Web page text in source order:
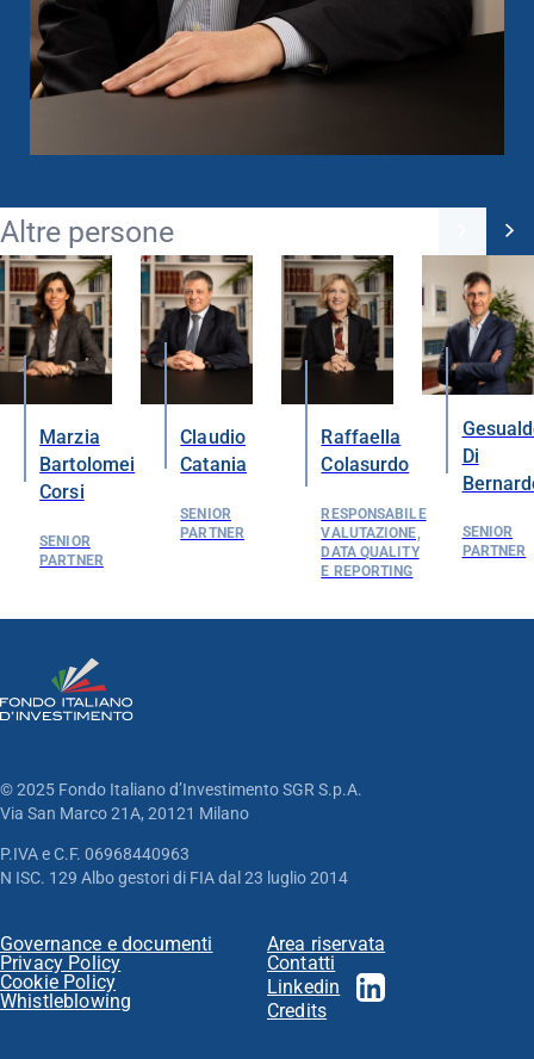
Altre persone
Marzia
Bartolomei
Corsi
SENIOR
PARTNER
Claudio
Catania
SENIOR
PARTNER
Raffaella
Colasurdo
RESPONSABILE
VALUTAZIONE,
DATA QUALITY
E REPORTING
Di
SENIOR
PARTNER
© 2025 Fondo Italiano d’Investimento SGR S.p.A.
Via San Marco 21A, 20121 Milano
P.IVA e C.F. 06968440963
N ISC. 129 Albo gestori di FIA dal 23 luglio 2014
Governance e documenti
Privacy Policy
Cookie Policy
Whistleblowing
Area riservata
Contatti
Linkedin
Credits